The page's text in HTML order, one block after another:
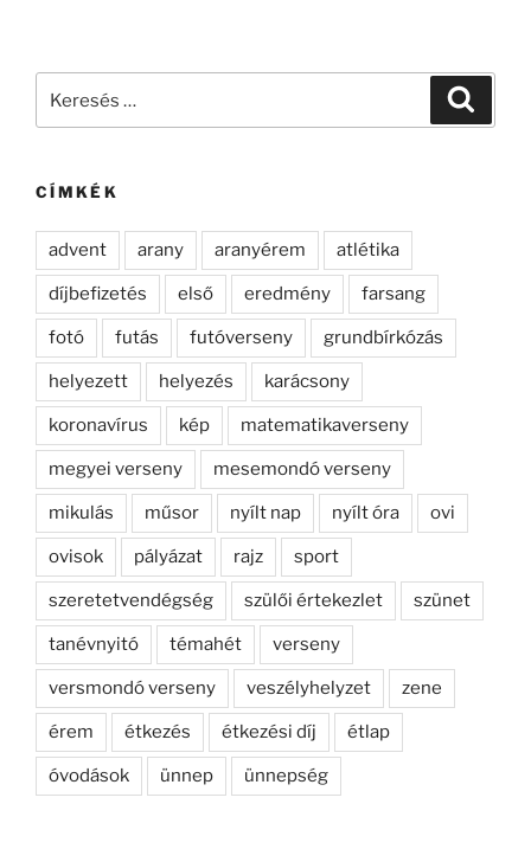
CÍMKÉK
advent arany aranyérem atlétika
díjbefizetés első eredmény farsang
fotó futás futóverseny grundbírkózás
helyezett helyezés karácsony
koronavírus kép matematikaverseny
megyei verseny mesemondó verseny
mikulás műsor nyílt nap nyílt óra ovi
ovisok pályázat rajz sport
szeretetvendégség szülői értekezlet szünet
tanévnyitó témahét verseny
versmondó verseny veszélyhelyzet zene
érem étkezés étkezési díj étlap
óvodások ünnep ünnepség